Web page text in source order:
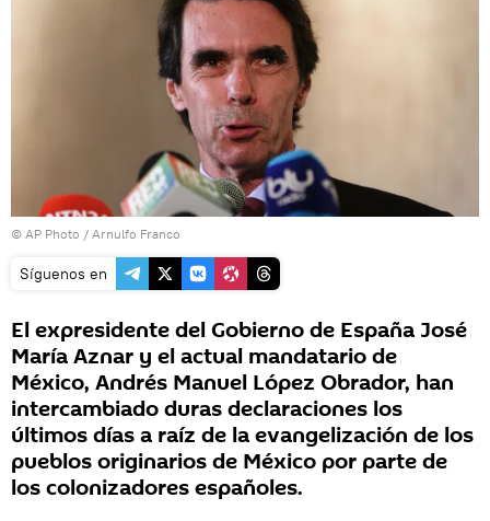
© AP Photo / Arnulfo Franco
Síguenos en
El expresidente del Gobierno de España José
María Aznar y el actual mandatario de
México, Andrés Manuel López Obrador, han
intercambiado duras declaraciones los
últimos días a raíz de la evangelización de los
pueblos originarios de México por parte de
los colonizadores españoles.